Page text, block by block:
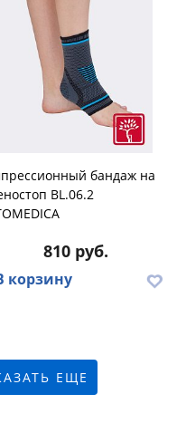
бандаж на
BL.06.2
810 руб.
корзину
ЕЩЕ